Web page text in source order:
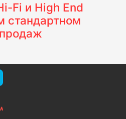
Fi и High End
стандартном